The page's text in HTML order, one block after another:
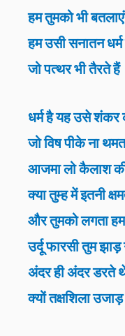
हम तुमको भी
हम उसी सनातन
जो पत्थर भी तैरते हैं
धर्म है यह उसे शंकर
जो विष पीके ना
आजमा लो कैलाश
क्या तुम्ह में इतनी
और तुमको लगता
उर्दू फारसी तुम झाड़
अंदर ही अंदर डरते
क्यों तक्षशिला